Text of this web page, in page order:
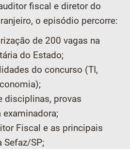
fiscal e diretor do
o episódio percorre:
de 200 vagas na
do Estado;
do concurso (TI,
disciplinas, provas
Fiscal e as principais
Sefaz/SP;